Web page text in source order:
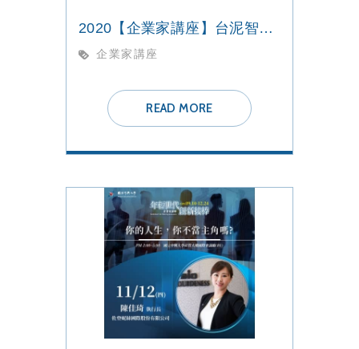
2020【企業家講座】台泥智能科技製造
企業家講座
READ MORE